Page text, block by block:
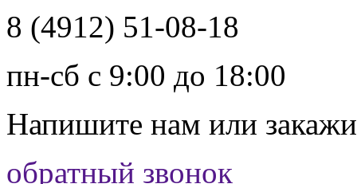
8 (4912) 51-08-18
пн-сб с 9:00 до 18:00
Напишите нам или
обратный звонок